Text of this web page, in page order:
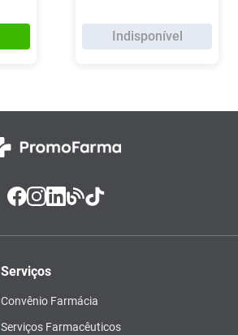
Indisponível
Serviços
Convênio Farmácia
Serviços Farmacêuticos